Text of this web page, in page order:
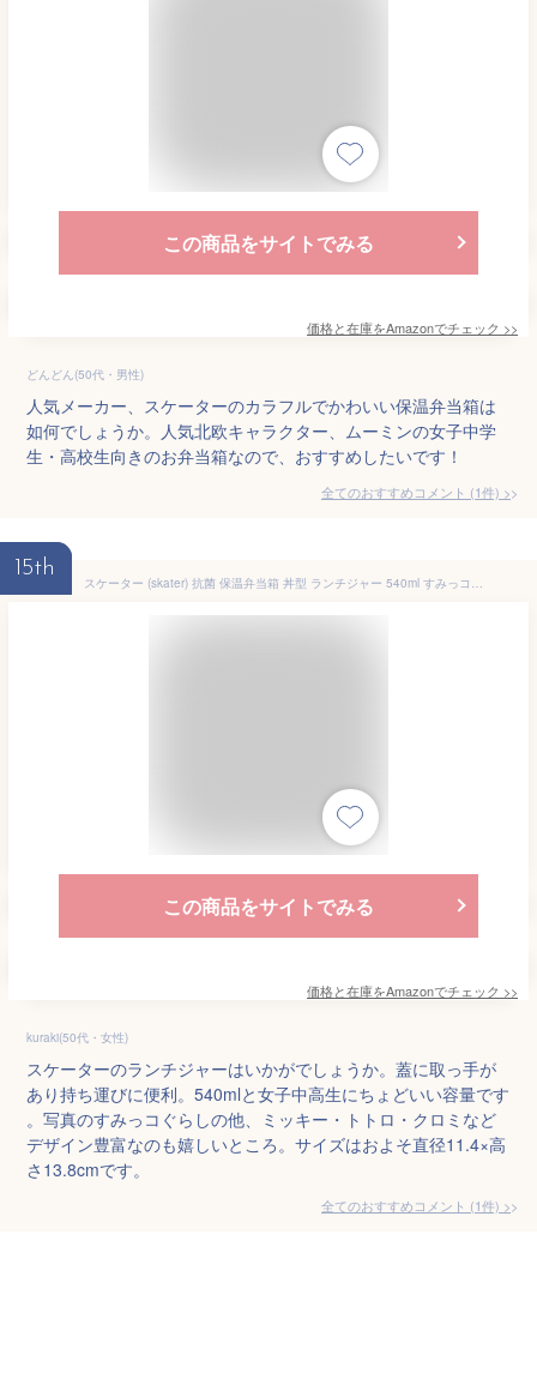
この商品をサイトでみる
価格と在庫をAmazonでチェック >>
どんどん(50代・男性)
人気メーカー、スケーターのカラフルでかわいい保温弁当箱は
如何でしょうか。人気北欧キャラクター、ムーミンの女子中学
生・高校生向きのお弁当箱なので、おすすめしたいです！
全てのおすすめコメント (1件) >
15th
スケーター (skater) 抗菌 保温弁当箱 丼型 ランチジャー 540ml すみっコぐらし うさぎのおにわ LDNC6AG-A
この商品をサイトでみる
価格と在庫をAmazonでチェック >>
kuraki(50代・女性)
スケーターのランチジャーはいかがでしょうか。蓋に取っ手が
あり持ち運びに便利。540mlと女子中高生にちょどいい容量です
。写真のすみっコぐらしの他、ミッキー・トトロ・クロミなど
デザイン豊富なのも嬉しいところ。サイズはおよそ直径11.4×高
さ13.8cmです。
全てのおすすめコメント (1件) >